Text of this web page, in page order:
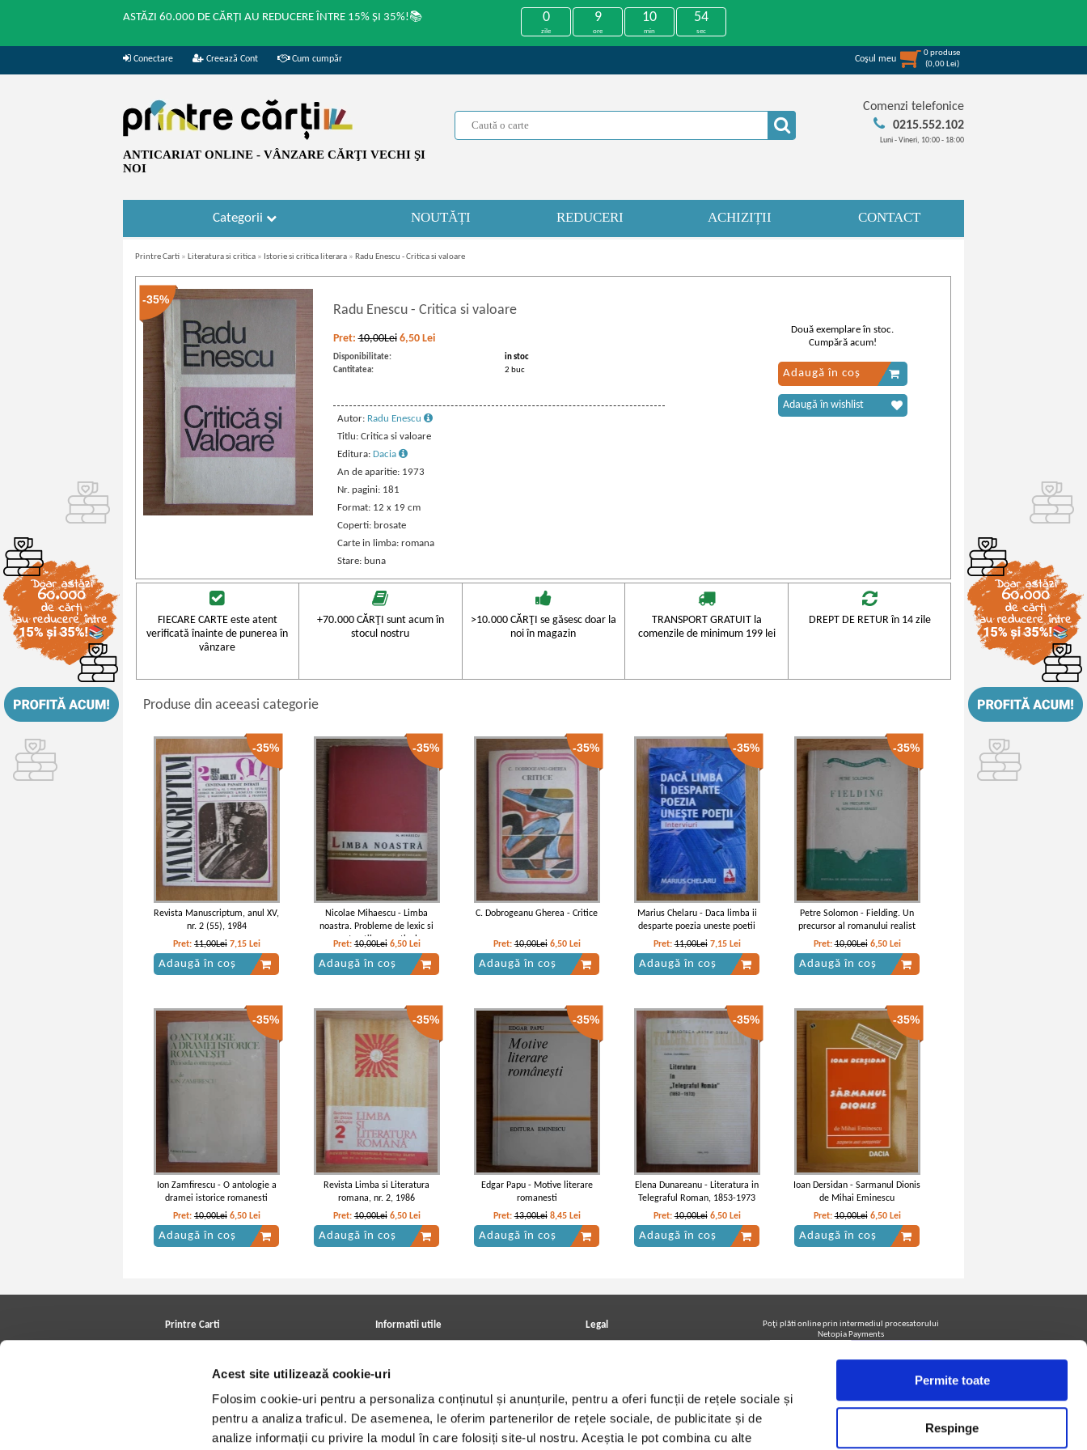
Acest site utilizează cookie-uri
Folosim cookie-uri pentru a personaliza conținutul și anunțurile, pentru a oferi funcții de rețele sociale și
pentru a analiza traficul. De asemenea, le oferim partenerilor de rețele sociale, de publicitate și de
analize informații cu privire la modul în care folosiți site-ul nostru. Aceștia le pot combina cu alte
Permite toate
Respinge
ASTĂZI 60.000 DE CĂRȚI AU REDUCERE ÎNTRE 15% ȘI 35%!📚 0
zile
9
ore
10
min
54
sec
Conectare Creează Cont Cum cumpăr Coşul meu
0produse
(0,00 Lei)
ANTICARIAT ONLINE - VÂNZARE CĂRŢI VECHI ŞI
NOI
Comenzi telefonice
0215.552.102
Luni - Vineri, 10:00 - 18:00
Categorii NOUTĂȚI REDUCERI ACHIZIȚII CONTACT
Printre Carti » Literatura si critica » Istorie si critica literara » Radu Enescu - Critica si valoare
-35%
Radu Enescu - Critica si valoare
Pret:10,00Lei 6,50 Lei
Disponibilitate:
in stoc
Cantitatea:
2 buc
Autor: Radu Enescu
Titlu: Critica si valoare
Editura: Dacia
An de aparitie: 1973
Nr. pagini: 181
Format: 12 x 19 cm
Coperti: brosate
Carte in limba: romana
Stare: buna
Două exemplare în stoc.
Cumpără acum!
Adaugă în coș
Adaugă în wishlist
FIECARE CARTE este atent
verificată înainte de punerea în
vânzare
+70.000 CĂRŢI sunt acum în
stocul nostru
>10.000 CĂRŢI se găsesc doar la
noi în magazin
TRANSPORT GRATUIT la
comenzile de minimum 199 lei
DREPT DE RETUR în 14 zile
Produse din aceeasi categorie
-35%
Revista Manuscriptum, anul XV,
nr. 2 (55), 1984
Pret: 11,00Lei 7,15 Lei
Adaugă în coș
-35%
Nicolae Mihaescu - Limba
noastra. Probleme de lexic si
constructii gramaticale
Pret:10,00Lei 6,50 Lei
Adaugă în coș
-35%
C. Dobrogeanu Gherea - Critice
Pret:10,00Lei 6,50 Lei
Adaugă în coș
-35%
Marius Chelaru - Daca limba ii
desparte poezia uneste poetii
Pret:11,00Lei 7,15 Lei
Adaugă în coș
-35%
Petre Solomon - Fielding. Un
precursor al romanului realist
Pret:10,00Lei 6,50 Lei
Adaugă în coș
-35%
Ion Zamfirescu - O antologie a
dramei istorice romanesti
Pret: 10,00Lei 6,50 Lei
Adaugă în coș
-35%
Revista Limba si Literatura
romana, nr. 2, 1986
Pret:10,00Lei 6,50 Lei
Adaugă în coș
-35%
Edgar Papu - Motive literare
romanesti
Pret:13,00Lei 8,45 Lei
Adaugă în coș
-35%
Elena Dunareanu - Literatura in
Telegraful Roman, 1853-1973
Pret:10,00Lei 6,50 Lei
Adaugă în coș
-35%
Ioan Dersidan - Sarmanul Dionis
de Mihai Eminescu
Pret:10,00Lei 6,50 Lei
Adaugă în coș
Printre Carti
Cele mai căutate cărți
Blog Printre Carti
Cărţi sub 5 lei
Informatii utile
Contact
Politica de livrare
Angajari - Cariere
Legal
Utilizare cookie-uri
Poţi plăti online prin intermediul procesatorului
Netopia Payments
Urmăreşte-ne pe facebook pentru a fi la curent cu
promoţiile PrintreCarti.ro